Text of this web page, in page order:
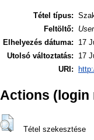
Tétel típus:
Feltöltő:
Elhelyezés dátuma:
17
Utolsó változtatás:
17
URI:
Actions (login
Tétel szekesztése